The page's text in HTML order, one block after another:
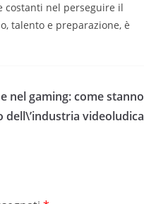
costanti nel perseguire il
talento e preparazione, è
nel gaming: come stanno
videoludica